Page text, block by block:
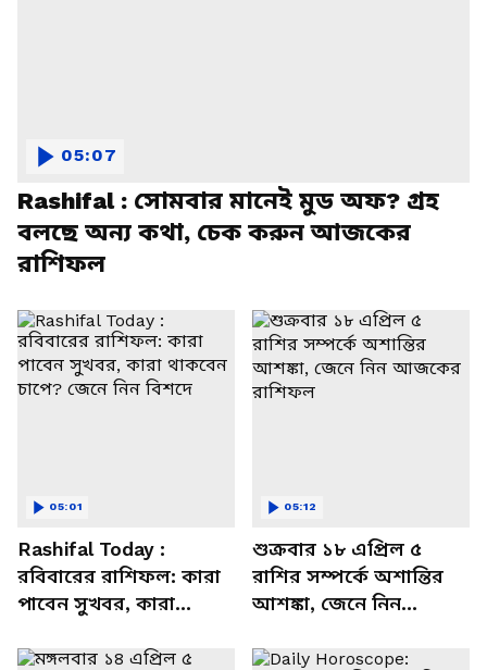
Rashifal : সোমবার মানেই মুড অফ? গ্রহ
বলছে অন্য কথা, চেক করুন আজকের
রাশিফল
05:07
Rashifal Today :
রবিবারের রাশিফল: কারা
পাবেন সুখবর, কারা
বিশদে
05:01
শুক্রবার ১৮ এপ্রিল ৫
রাশির সম্পর্কে অশান্তির
আশঙ্কা, জেনে নিন
05:12